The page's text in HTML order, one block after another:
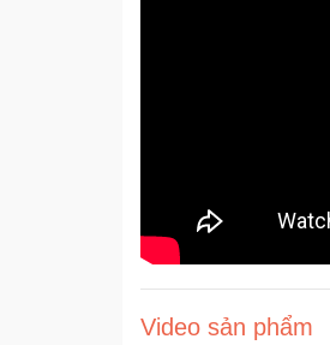
Video sản phẩm